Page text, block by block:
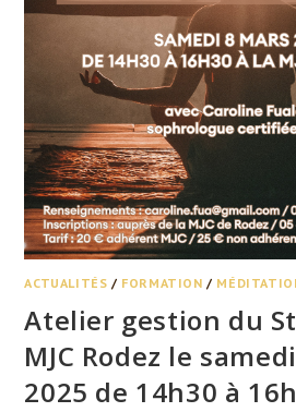
ACTUALITÉS / FORMATION /
Atelier gestion du
MJC Rodez le
2025 de 14h30 à